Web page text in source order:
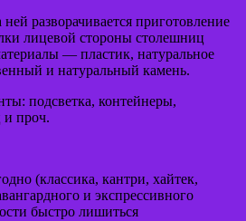
разворачивается приготовление
лицевой стороны столешниц
— пластик, натуральное
и натуральный камень.
подсветка, контейнеры,
и проч.
(классика, кантри, хайтек,
и экспрессивного
быстро лишиться